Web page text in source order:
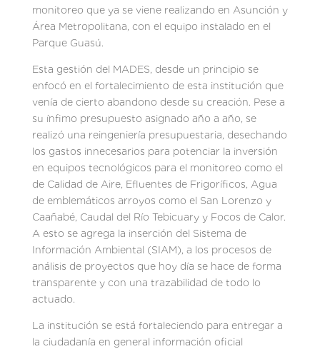
monitoreo que ya se viene realizando en Asunción y
Área Metropolitana, con el equipo instalado en el
Parque Guasú.
Esta gestión del MADES, desde un principio se
enfocó en el fortalecimiento de esta institución que
venía de cierto abandono desde su creación. Pese a
su ínfimo presupuesto asignado año a año, se
realizó una reingeniería presupuestaria, desechando
los gastos innecesarios para potenciar la inversión
en equipos tecnológicos para el monitoreo como el
de Calidad de Aire, Efluentes de Frigoríficos, Agua
de emblemáticos arroyos como el San Lorenzo y
Caañabé, Caudal del Río Tebicuary y Focos de Calor.
A esto se agrega la inserción del Sistema de
Información Ambiental (SIAM), a los procesos de
análisis de proyectos que hoy día se hace de forma
transparente y con una trazabilidad de todo lo
actuado.
La institución se está fortaleciendo para entregar a
la ciudadanía en general información oficial